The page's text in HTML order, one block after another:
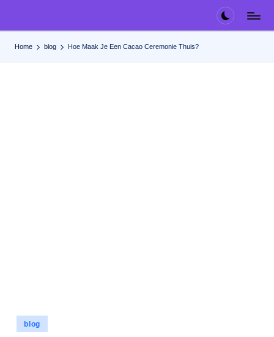
Home blog Hoe Maak Je Een Cacao Ceremonie Thuis?
Geplaatst
in
blog